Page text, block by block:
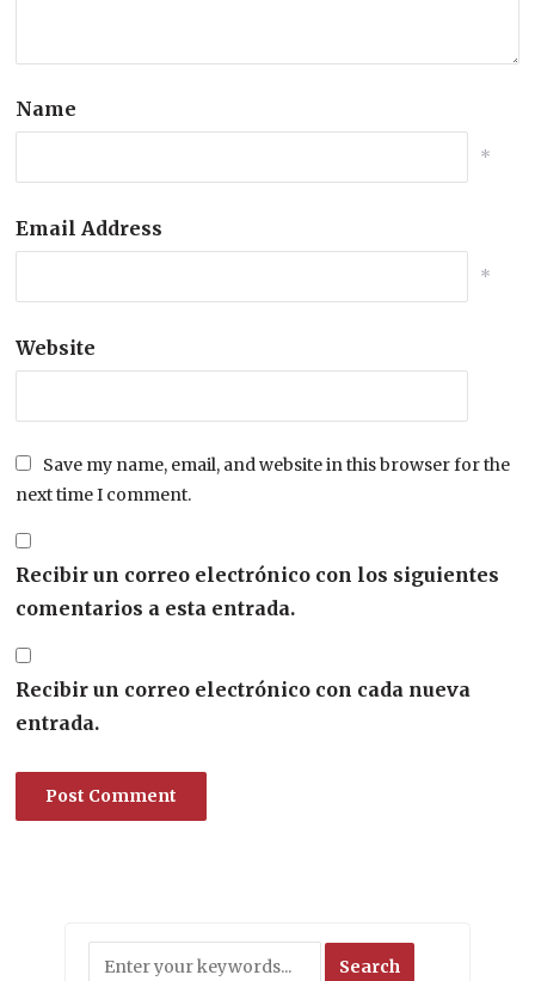
Name
*
Email Address
*
Website
Save my name, email, and website in this browser for the
next time I comment.
Recibir un correo electrónico con los siguientes
comentarios a esta entrada.
Recibir un correo electrónico con cada nueva
entrada.